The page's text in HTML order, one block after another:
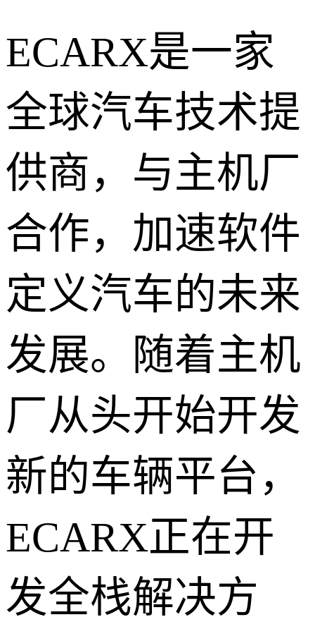
ECARX是一家
全球汽车技术提
供商，与主机厂
合作，加速软件
定义汽车的未来
发展。随着主机
厂从头开始开发
新的车辆平台，
ECARX正在开
发全栈解决方